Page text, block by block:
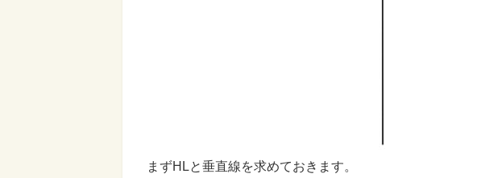
まずHLと垂直線を求めておきます。